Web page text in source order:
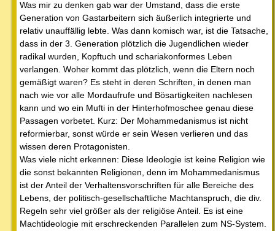
Was mir zu denken gab war der Umstand, dass die erste
Generation von Gastarbeitern sich äußerlich integrierte und
relativ unauffällig lebte. Was dann komisch war, ist die Tatsache,
dass in der 3. Generation plötzlich die Jugendlichen wieder
radikal wurden, Kopftuch und schariakonformes Leben
verlangen. Woher kommt das plötzlich, wenn die Eltern noch
gemäßigt waren? Es steht in deren Schriften, in denen man
nach wie vor alle Mordaufrufe und Bösartigkeiten nachlesen
kann und wo ein Mufti in der Hinterhofmoschee genau diese
Passagen vorbetet. Kurz: Der Mohammedanismus ist nicht
reformierbar, sonst würde er sein Wesen verlieren und das
wissen deren Protagonisten.
Was viele nicht erkennen: Diese Ideologie ist keine Religion wie
die sonst bekannten Religionen, denn im Mohammedanismus
ist der Anteil der Verhaltensvorschriften für alle Bereiche des
Lebens, der politisch-gesellschaftliche Machtanspruch, die div.
Regeln sehr viel größer als der religiöse Anteil. Es ist eine
Machtideologie mit erschreckenden Parallelen zum NS-System.